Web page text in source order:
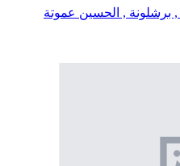
, برشلونة , الحسين عموتة